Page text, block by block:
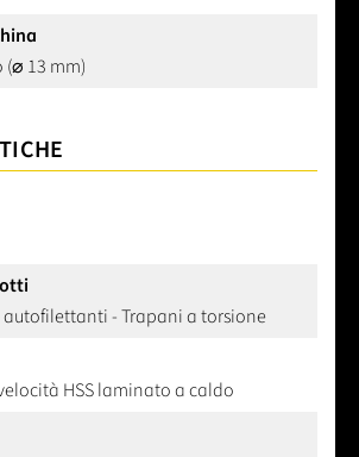
13 mm)
autofilettanti - Trapani a torsione
HSS laminato a caldo